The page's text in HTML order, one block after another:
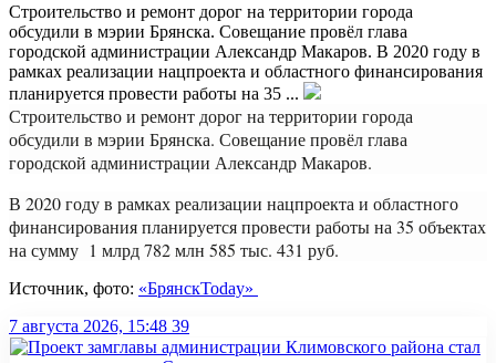
Строительство и ремонт дорог на территории города
обсудили в мэрии Брянска. Совещание провёл глава
городской администрации Александр Макаров. В 2020 году в
рамках реализации нацпроекта и областного финансирования
планируется провести работы на 35 ...
Строительство и ремонт дорог на территории города
обсудили в мэрии Брянска. Совещание провёл глава
городской администрации Александр Макаров.
В 2020 году в рамках реализации нацпроекта и областного
финансирования планируется провести работы на 35 объектах
на сумму 1 млрд 782 млн 585 тыс. 431 руб.
Источник, фото: «БрянскToday»
7 августа 2026, 15:48 39